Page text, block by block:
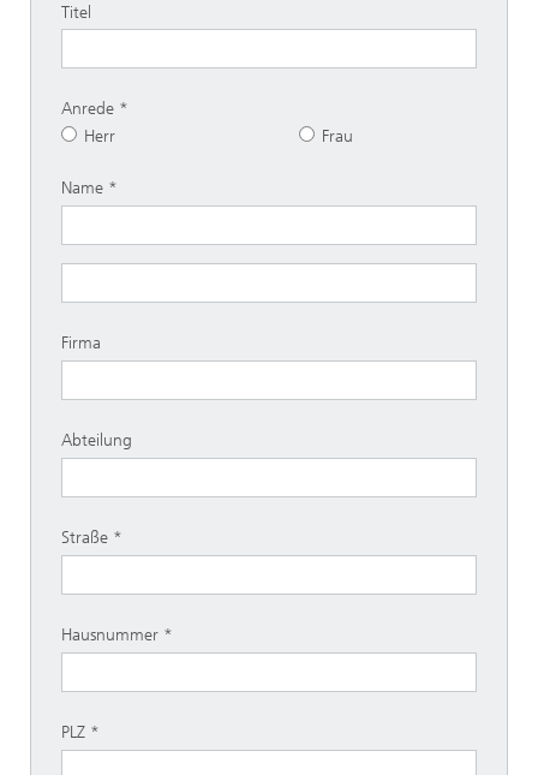
Titel
Anrede
Herr
Frau
Name
Firma
Abteilung
Straße
Hausnummer
PLZ